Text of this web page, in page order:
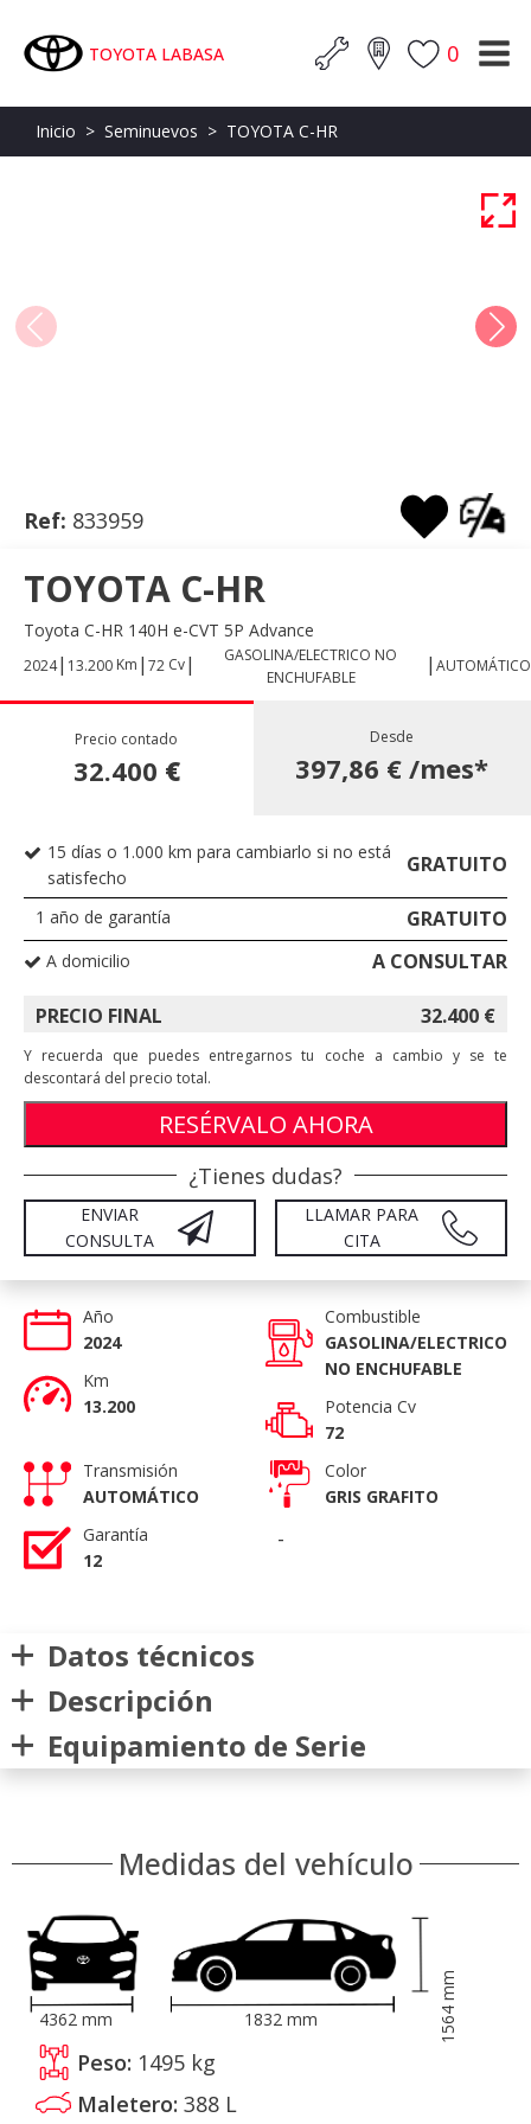
TOYOTA LABASA 0
Inicio > Seminuevos > TOYOTA C-HR
Ref: 833959
TOYOTA C-HR
Toyota C-HR 140H e-CVT 5P Advance
2024| 13.200 Km | 72 Cv|
GASOLINA/ELECTRICO NO
ENCHUFABLE
| AUTOMÁTICO
Precio contado
32.400 €
Desde
397,86 € /mes*
15 días o 1.000 km para cambiarlo si no está
satisfecho
GRATUITO
1 año de garantía GRATUITO
A domicilio A CONSULTAR
PRECIO FINAL 32.400 €
Y recuerda que puedes entregarnos tu coche a cambio y se te
descontará del precio total.
RESÉRVALO AHORA
¿Tienes dudas?
ENVIAR
CONSULTA
LLAMAR PARA
CITA
Año
2024
Km
13.200
Combustible
GASOLINA/ELECTRICO
NO ENCHUFABLE
Potencia Cv
72
Transmisión
AUTOMÁTICO
Garantía
12
Color
GRIS GRAFITO
-
Datos técnicos
Descripción
Equipamiento de Serie
Medidas del vehículo
1564
mm
4362mm 1832 mm
Peso: 1495 kg
Maletero: 388 L